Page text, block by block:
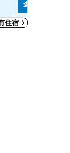
查看價格
住宿